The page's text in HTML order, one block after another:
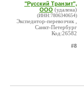
"Русский Транзит",
ООО (удалена)
(ИНН:7806340654)
Экспедитор-перевозчик ,
Санкт-Петербург
Код:26582
#8